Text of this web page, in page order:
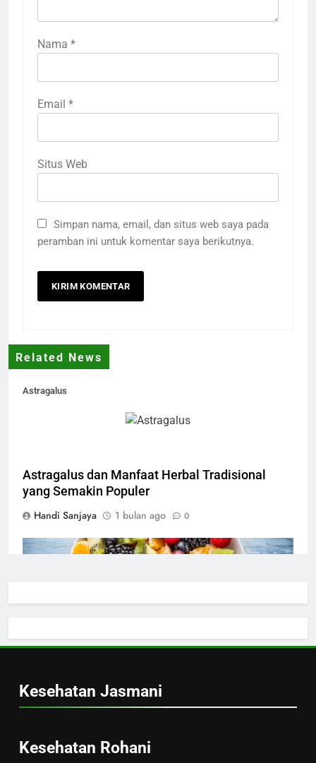
Nama *
Email *
Situs Web
Simpan nama, email, dan situs web saya pada
peramban ini untuk komentar saya berikutnya.
Related News
Astragalus
Astragalus dan Manfaat Herbal Tradisional
yang Semakin Populer
Handi Sanjaya
1 bulan ago 0
salad buah
Berbuka Puasa
Kesehatan Jasmani
Kesehatan Rohani